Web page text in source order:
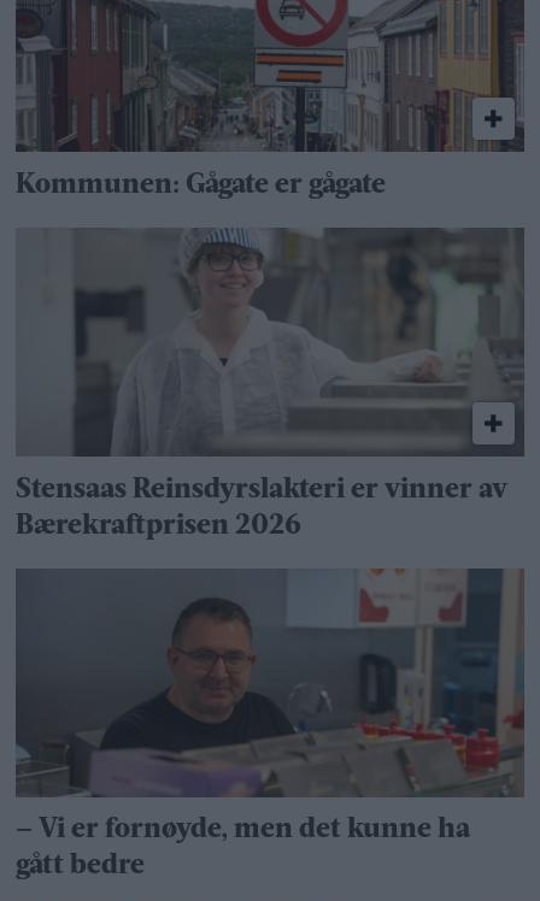
Kommunen: Gågate er gågate
Stensaas Reinsdyrslakteri er vinner av
Bærekraftprisen 2026
– Vi er fornøyde, men det kunne ha
gått bedre